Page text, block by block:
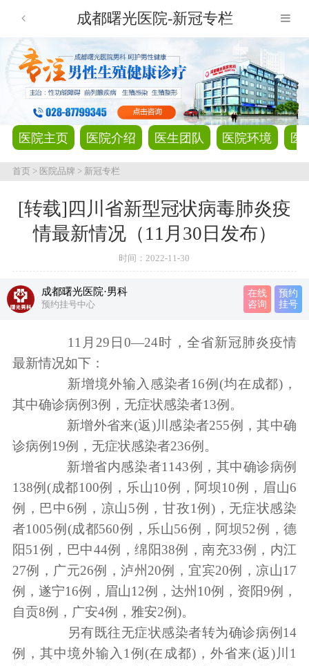
成都曙光医院-新冠专栏
医院主页 医院介绍 医生团队 医院环境 医
首页> 医院品牌 > 新冠专栏
[转载]四川省新型冠状病毒肺炎疫
情最新情况（11月30日发布）
时间：2022-11-30
成都曙光医院·男科
预约挂号中心
在线
咨询
预约
挂号
11月29日0—24时，全省新冠肺炎疫情
最新情况如下：
新增境外输入感染者16例(均在成都)，
其中确诊病例3例，无症状感染者13例。
新增外省来(返)川感染者255例，其中确
诊病例19例，无症状感染者236例。
新增省内感染者1143例，其中确诊病例
138例(成都100例，乐山10例，阿坝10例，眉山6
例，巴中6例，凉山5例，甘孜1例)，无症状感染
者1005例(成都560例，乐山56例，阿坝52例，德
阳51例，巴中44例，绵阳38例，南充33例，内江
27例，广元26例，泸州20例，宜宾20例，凉山17
例，遂宁16例，眉山12例，达州10例，资阳9例，
自贡8例，广安4例，雅安2例)。
另有既往无症状感染者转为确诊病例14
例，其中境外输入1例(在成都)，外省来(返)川1